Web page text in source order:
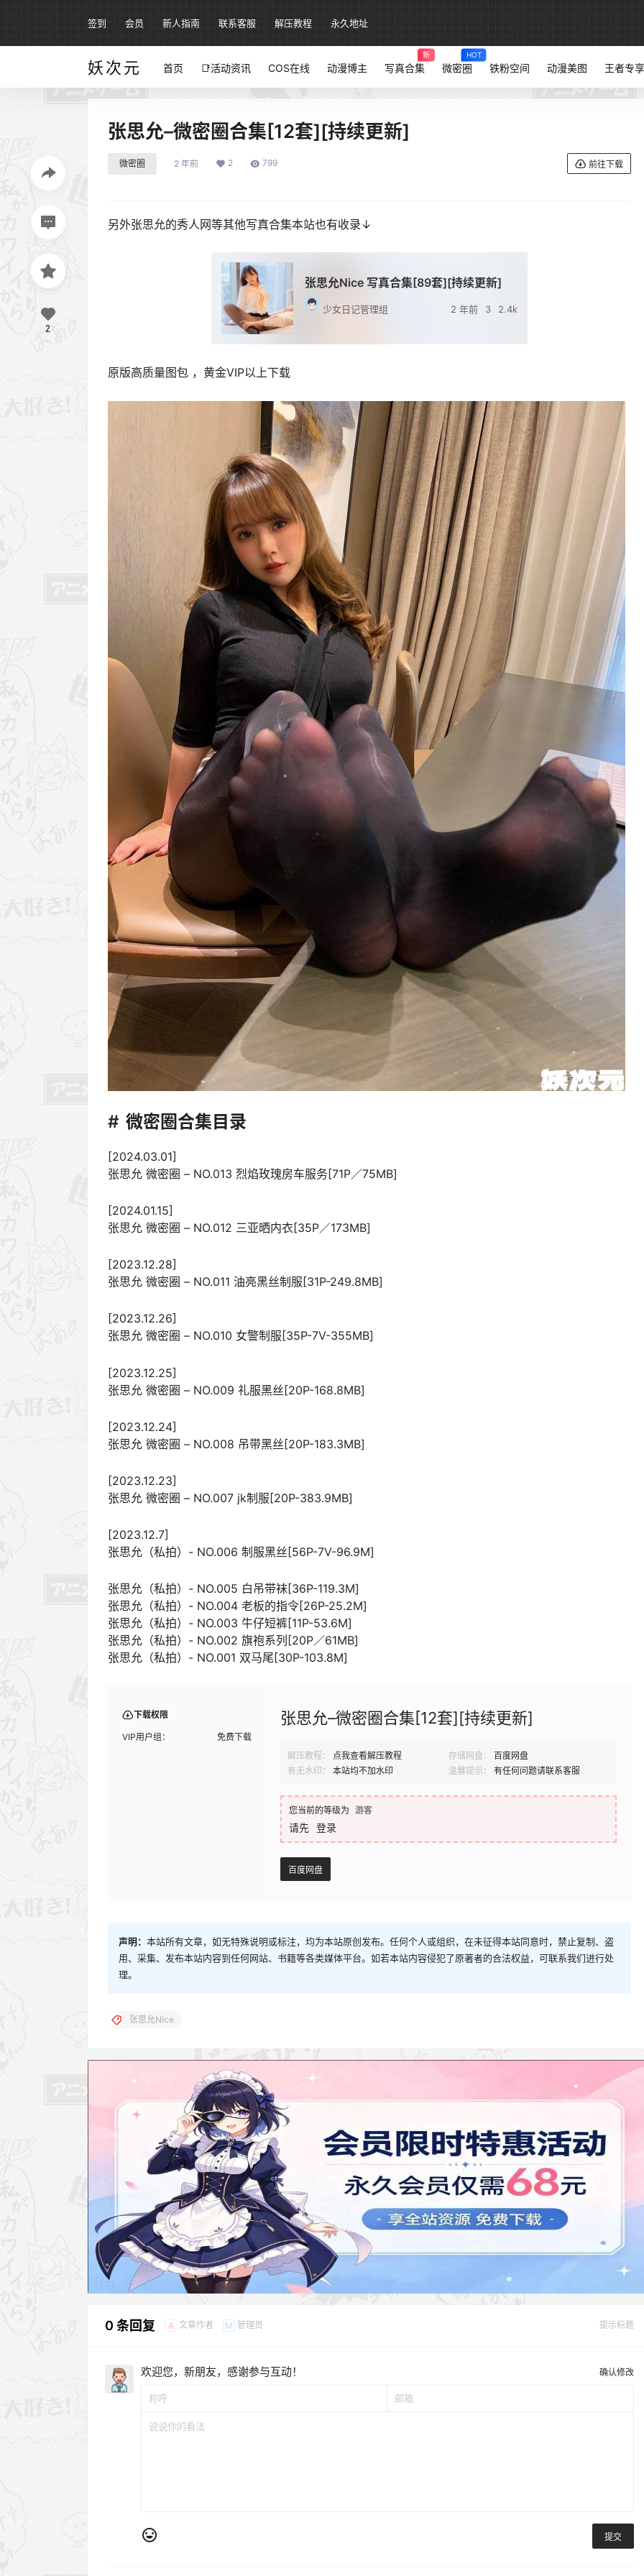
签到 会员 新人指南 联系客服 解压教程 永久地址
妖次元 首页 📑活动资讯 COS在线 动漫博主 写真合集
新
微密圈
HOT
铁粉空间 动漫美图 王者专享
张思允–微密圈合集[12套][持续更新]
微密圈 2 年前 2 799 前往下载
另外张思允的秀人网等其他写真合集本站也有收录↓
张思允Nice 写真合集[89套][持续更新]
少女日记管理组 2 年前 3 2.4k
原版高质量图包 ，黄金VIP以上下载
微密圈合集目录
[2024.03.01]
张思允 微密圈 – NO.013 烈焰玫瑰房车服务[71P／75MB]
[2024.01.15]
张思允 微密圈 – NO.012 三亚晒内衣[35P／173MB]
[2023.12.28]
张思允 微密圈 – NO.011 油亮黑丝制服[31P-249.8MB]
[2023.12.26]
张思允 微密圈 – NO.010 女警制服[35P-7V-355MB]
[2023.12.25]
张思允 微密圈 – NO.009 礼服黑丝[20P-168.8MB]
[2023.12.24]
张思允 微密圈 – NO.008 吊带黑丝[20P-183.3MB]
[2023.12.23]
张思允 微密圈 – NO.007 jk制服[20P-383.9MB]
[2023.12.7]
张思允（私拍）- NO.006 制服黑丝[56P-7V-96.9M]
张思允（私拍）- NO.005 白吊带袜[36P-119.3M]
张思允（私拍）- NO.004 老板的指令[26P-25.2M]
张思允（私拍）- NO.003 牛仔短裤[11P-53.6M]
张思允（私拍）- NO.002 旗袍系列[20P／61MB]
张思允（私拍）- NO.001 双马尾[30P-103.8M]
下载权限
VIP用户组： 免费下载
张思允–微密圈合集[12套][持续更新]
解压教程： 点我查看解压教程 存储网盘：
百度网盘
有无水印：
本站均不加水印 温馨提示： 有任何问题请联系客服
您当前的等级为 游客
请先 登录
百度网盘
声明： 本站所有文章，如无特殊说明或标注，均为本站原创发布。任何个人或组织，在未征得本站同意时，禁止复制、盗
用、采集、发布本站内容到任何网站、书籍等各类媒体平台。如若本站内容侵犯了原著者的合法权益，可联系我们进行处
理。
2
张思允Nice
0 条回复 A 文章作者 M 管理员 提示标题
欢迎您，新朋友，感谢参与互动！ 确认修改
提交